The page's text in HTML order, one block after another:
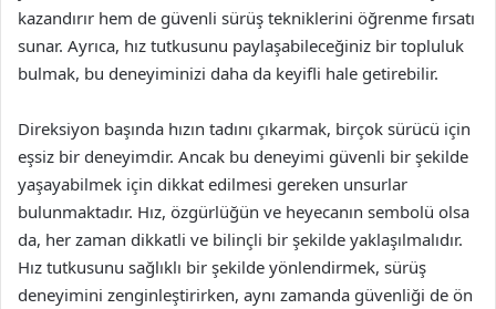
kazandırır hem de güvenli sürüş tekniklerini öğrenme fırsatı
sunar. Ayrıca, hız tutkusunu paylaşabileceğiniz bir topluluk
bulmak, bu deneyiminizi daha da keyifli hale getirebilir.
Direksiyon başında hızın tadını çıkarmak, birçok sürücü için
eşsiz bir deneyimdir. Ancak bu deneyimi güvenli bir şekilde
yaşayabilmek için dikkat edilmesi gereken unsurlar
bulunmaktadır. Hız, özgürlüğün ve heyecanın sembolü olsa
da, her zaman dikkatli ve bilinçli bir şekilde yaklaşılmalıdır.
Hız tutkusunu sağlıklı bir şekilde yönlendirmek, sürüş
deneyimini zenginleştirirken, aynı zamanda güvenliği de ön